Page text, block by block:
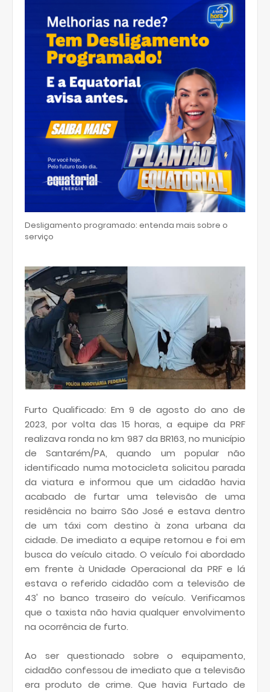
p
Desligamento programado: entenda mais sobre o
serviço
Furto Qualificado: Em 9 de agosto do ano de
2023, por volta das 15 horas, a equipe da PRF
realizava ronda no km 987 da BR163, no município
de Santarém/PA, quando um popular não
identificado numa motocicleta solicitou parada
da viatura e informou que um cidadão havia
acabado de furtar uma televisão de uma
residência no bairro São José e estava dentro
de um táxi com destino à zona urbana da
cidade. De imediato a equipe retornou e foi em
busca do veículo citado. O veículo foi abordado
em frente à Unidade Operacional da PRF e lá
estava o referido cidadão com a televisão de
43' no banco traseiro do veículo. Verificamos
que o taxista não havia qualquer envolvimento
na ocorrência de furto.
Ao ser questionado sobre o equipamento,
cidadão confessou de imediato que a televisão
era produto de crime. Que havia Furtado de